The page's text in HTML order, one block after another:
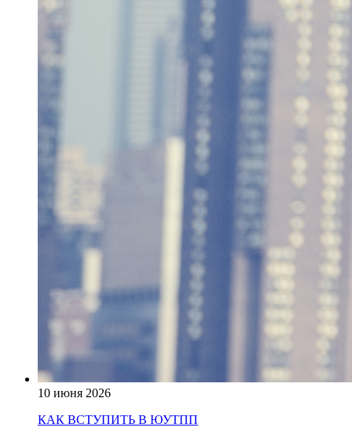
10 июня 2026
КАК ВСТУПИТЬ В ЮУТПП